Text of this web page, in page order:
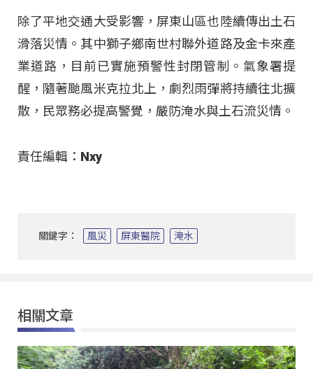
除了平地交通大受影響，屏東山區也陸續傳出土石
滑落災情 。其中獅子鄉南世村聯外道路及金卡來產
業道路，目前已實施預警性封閉管制 。氣象署提
醒，隨著颱風米克拉北上，劇烈雨彈將持續往北擴
散，民眾務必提高警覺，嚴防淹水與土石流災情 。
責任編輯：Nxy
關鍵字： 風災 屏東醫院 淹水
相關文章